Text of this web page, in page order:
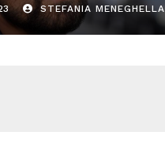
STEFANIA MENEGHELLA